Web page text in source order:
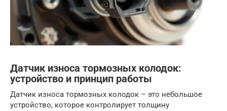
Датчик износа тормозных колодок:
устройство и принцип работы
Датчик износа тормозных колодок – это небольшое
устройство, которое контролирует толщину